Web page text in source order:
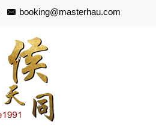
booking@masterhau.com